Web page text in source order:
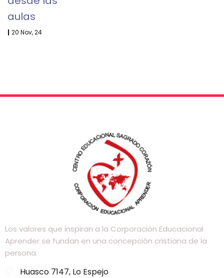
aulas
| 20 Nov, 24
Los valores que inspiran a la Corporación Educacional
Aprender se fundan en una concepción cristiana de la
persona.
Huasco 7147, Lo Espejo